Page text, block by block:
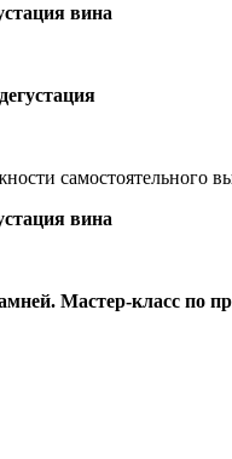
вина
самостоятельного
вина
Мастер-класс по